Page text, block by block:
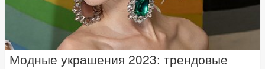
Модные украшения 2023: трендовые